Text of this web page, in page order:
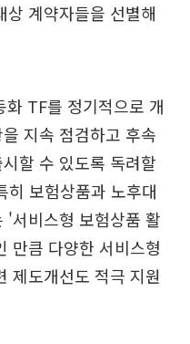
계약자들을 선별해
TF를 정기적으로 개
지속 점검하고 후속
할 수 있도록 독려할
히 보험상품과 노후대
'서비스형 보험상품 활
만큼 다양한 서비스형
제도개선도 적극 지원